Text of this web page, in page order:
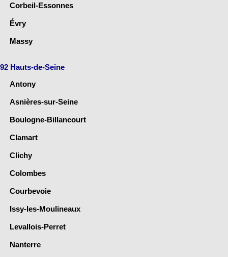
Corbeil-Essonnes
Évry
Massy
92 Hauts-de-Seine
Antony
Asnières-sur-Seine
Boulogne-Billancourt
Clamart
Clichy
Colombes
Courbevoie
Issy-les-Moulineaux
Levallois-Perret
Nanterre